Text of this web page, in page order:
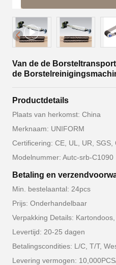
Van de de
de
Productdetails
Plaats van herkomst: China
Merknaam: UNIFORM
Certificering: CE, UL, UR, SGS,
Modelnummer: Autc-srb-C1090
Betaling en
Min. bestelaantal: 24pcs
Prijs: Onderhandelbaar
Verpakking Details:
Levertijd: 20-25 dagen
Betalingscondities: L/C, T/T,
Levering vermogen: